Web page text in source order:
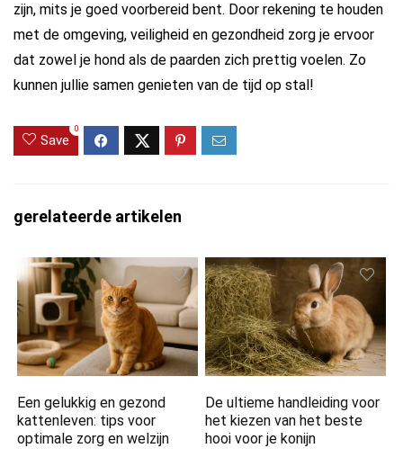
zijn, mits je goed voorbereid bent. Door rekening te houden
met de omgeving, veiligheid en gezondheid zorg je ervoor
dat zowel je hond als de paarden zich prettig voelen. Zo
kunnen jullie samen genieten van de tijd op stal!
Save
0
gerelateerde artikelen
Een gelukkig en gezond
kattenleven: tips voor
optimale zorg en welzijn
De ultieme handleiding voor
het kiezen van het beste
hooi voor je konijn